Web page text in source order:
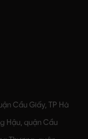
Cầu Giấy, TP Hà
Hậu, quận Cầu